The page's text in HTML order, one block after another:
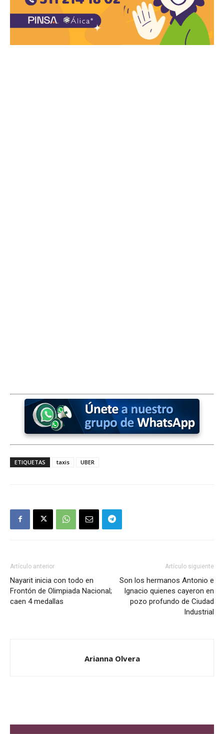
ETIQUETAS taxis UBER
Artículo anterior
Nayarit inicia con todo en
Frontón de Olimpiada Nacional;
caen 4 medallas
Artículo siguiente
Son los hermanos Antonio e
Ignacio quienes cayeron en
pozo profundo de Ciudad
Industrial
Arianna Olvera